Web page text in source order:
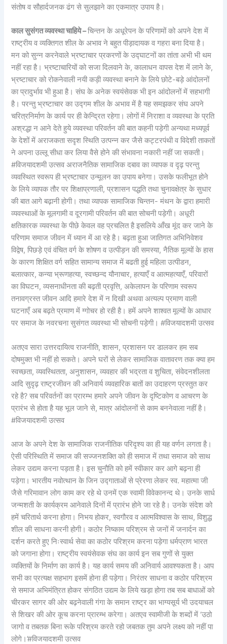
संतोष व सौहार्दजनक ढंग से सुलझाने का एकमात्र उपाय है।
काल सुसंगत व्यवस्था चाहिये –चिन्तन के अधूरेपन के परिणामों को अपने देश में
राष्ट्रीय व व्यक्तिगत शील के अभाव ने बहुत पीड़ादायक व गहरा बना दिया है।
मन को सुन्न करनेवाले भ्रष्टाचार प्रकरणों के उद्घाटनों का तांता अभी भी थम
नहीं रहा है। भ्रष्टाचारियों को सजा दिलवाने के, कालाधन वापस देश में लाने के,
भ्रष्टाचार को रोकनेवाली नयी कड़ी व्यवस्था बनाने के लिये छोटे-बड़े आंदोलनों
का प्रादुर्भाव भी हुआ है। संघ के अनेक स्वयंसेवक भी इन आंदोलनों में सहभागी
है। परन्तु भ्रष्टाचार का उद्गम शील के अभाव में है यह समझकर संघ अपने
चरित्रनिर्माण के कार्य पर ही केन्द्रित रहेगा। लोगों में निराशा व व्यवस्था के प्रति
अश्रद्धा न आने देते हुये व्यवस्था परिवर्तन की बात कहनी पड़ेगी अन्यथा मध्यपूर्व
के देशों में अराजकता सदृश स्थिति उत्पन्न कर जैसे कट्टरपंथी व विदेशी ताकतों
ने अपना उल्लू सीधा कर लिया वैसे होने की संभावना नकारी नहीं जा सकती।
#विजयादशमी उत्सव अराजनैतिक सामाजिक दबाव का व्यापक व दृढ़ परन्तु
व्यवस्थित स्वरूप ही भ्रष्टाचार उन्मूलन का उपाय बनेगा। उसके फलीभूत होने
के लिये व्यापक तौर पर शिक्षाप्रणाली, प्रशासन पद्धति तथा चुनावक्षेत्र के सुधार
की बात आगे बढ़ानी होगी। तथा व्यापक सामाजिक चिन्तन- मंथन के द्वारा हमारी
व्यवस्थाओं के मूलगामी व दूरगामी परिवर्तन की बात सोचनी पड़ेगी। अधूरी
क्षतिकारक व्यवस्था के पीछे केवल वह प्रचलित है इसलिये आँख मूंद कर जाने के
परिणाम समाज जीवन में ध्यान में आ रहे है। बढ़ता हुआ जातिगत अभिनिवेशव
विद्वेष, पिछड़े एवं वंचित वर्ग के शोषण व उत्पीड़न की समस्या, नैतिक मूल्यों के हास
के कारण शिक्षित वर्ग सहित सामान्य समाज में बढती हुई महिला उत्पीडन,
बलात्कार, कन्या भ्रूणहत्या, स्वच्छन्द यौनाचार, हत्याएँ व आत्महत्याएँ, परिवारों
का विघटन, व्यसनाधीनता की बढ़ती प्रवृत्ति, अकेलापन के परिणाम स्वरूप
तनावग्रस्त जीवन आदि हमारे देश में न दिखी अथवा अत्यल्प प्रमाण वाली
घटनाएँ अब बढ़ते प्रमाण में ग्गोचर हो रही है। हमें अपने शाश्वत मूल्यों के आधार
पर समाज के नवरचना सुसंगत व्यवस्था भी सोचनी पड़ेगी। #विजयादशमी उत्सव
अतएव सारा उत्तरदायित्व राजनीति, शासन, प्रशासन पर डालकर हम सब
दोषमुक्त भी नहीं हो सकते। अपने घरों से लेकर सामाजिक वातावरण तक क्या हम
स्वच्छता, व्यवस्थितता, अनुशासन, व्यवहार की भद्रता व शुचिता, संवेदनशीलता
आदि सुदृढ़ राष्ट्रजीवन की अनिवार्य व्यवहारिक बातों का उदाहरण प्रस्तुत कर
रहे है? सब परिवर्तनों का प्रारम्भ हमारे अपने जीवन के दृष्टिकोण व आचरण के
प्रारंभ से होता है यह भूल जाने से, मात्र आंदोलनों से काम बननेवाला नहीं है।
#विजयादशमी उत्सव
आज के अपने देश के सामाजिक राजनीतिक परिदृश्य का ही यह वर्णन लगता है।
ऐसी परिस्थिति में समाज की सज्जनशक्ति को ही समाज में तथा समाज को साथ
लेकर उद्यम करना पड़ता है। इस चुनौति को हमें स्वीकार कर आगे बढ़ना ही
पड़ेगा। भारतीय नवोत्थान के जिन उद्गाताओं से प्रेरणा लेकर स्व. महात्मा जी
जैसे गरिमावान लोग काम कर रहे थे उनमें एक स्वामी विवेकानन्द थे। उनके सार्ध
जन्मशती के कार्यक्रम आनेवाले दिनों में प्रारंभ होने जा रहे है। उनके संदेश को
हमें चरितार्थ करना होगा। निभय होकर, स्वगौरव व आत्मविश्वास के साथ, विशुद्ध
शील की साधना करनी होगी। कठोर निष्काम परिश्रम से जनों में जनार्दन का
दर्शन करते हुए निःस्वार्थ सेवा का कठोर परिश्रम करना पड़ेगा धर्मप्राण भारत
को जगाना होगा। राष्ट्रीय स्वयंसेवक संघ का कार्य इन सब गुणों से युक्त
व्यक्तियों के निर्माण का कार्य है। यह कार्य समय की अनिवार्य आवश्यकता है। आप
सभी का प्रत्यक्ष सहभाग इसमें होना ही पड़ेगा। निरंतर साधना व कठोर परिश्रम
से समाज अभिमंत्रित होकर संगठित उद्यम के लिये खड़ा होगा तब सब बाधाओं को
चीरकर सागर की ओर बढ़नेवाली गंगा के समान राष्ट्र का भाग्यसूर्य भी उदयाचल
से शिखर की ओर कूच करना प्रारम्भ करेगा। अतएव स्वामीजी के शब्दों में ‘उठो
जागो व तबतक बिना रूके परिश्रम करते रहो जबतक तुम अपने लक्ष्य को नहीं पा
लोगे।’#विजयादशमी उत्सव